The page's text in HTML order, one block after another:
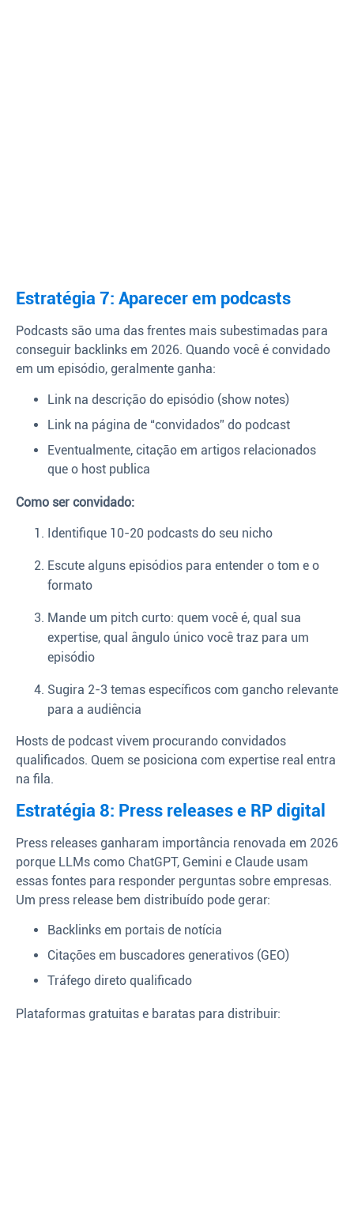
Estratégia 7: Aparecer em podcasts
Podcasts são uma das frentes mais subestimadas para
conseguir backlinks em 2026. Quando você é convidado
em um episódio, geralmente ganha:
Link na descrição do episódio (show notes)
Link na página de “convidados” do podcast
Eventualmente, citação em artigos relacionados
que o host publica
Como ser convidado:
Identifique 10-20 podcasts do seu nicho
Escute alguns episódios para entender o tom e o
formato
Mande um pitch curto: quem você é, qual sua
expertise, qual ângulo único você traz para um
episódio
Sugira 2-3 temas específicos com gancho relevante
para a audiência
Hosts de podcast vivem procurando convidados
qualificados. Quem se posiciona com expertise real entra
na fila.
Estratégia 8: Press releases e RP digital
Press releases ganharam importância renovada em 2026
porque LLMs como ChatGPT, Gemini e Claude usam
essas fontes para responder perguntas sobre empresas.
Um press release bem distribuído pode gerar:
Backlinks em portais de notícia
Citações em buscadores generativos (GEO)
Tráfego direto qualificado
Plataformas gratuitas e baratas para distribuir: